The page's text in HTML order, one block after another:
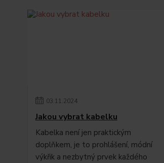
03.11.2024
Jakou vybrat kabelku
Kabelka není jen praktickým
doplňkem, je to prohlášení, módní
výkřik a nezbytný prvek každého